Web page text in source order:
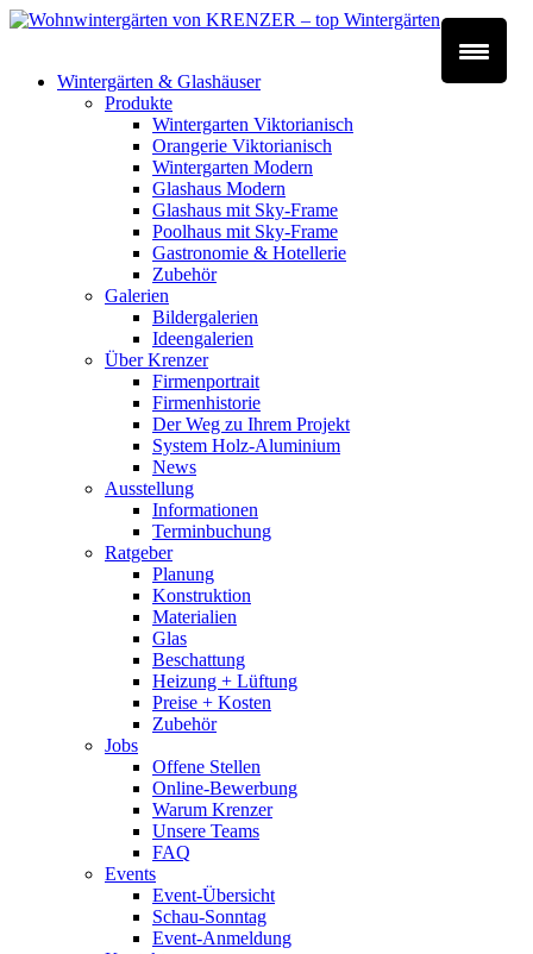
Wintergärten & Glashäuser
Produkte
Wintergarten Viktorianisch
Orangerie Viktorianisch
Wintergarten Modern
Glashaus Modern
Glashaus mit Sky-Frame
Poolhaus mit Sky-Frame
Gastronomie & Hotellerie
Zubehör
Galerien
Bildergalerien
Ideengalerien
Über Krenzer
Firmenportrait
Firmenhistorie
Der Weg zu Ihrem Projekt
System Holz-Aluminium
News
Ausstellung
Informationen
Terminbuchung
Ratgeber
Planung
Konstruktion
Materialien
Glas
Beschattung
Heizung + Lüftung
Preise + Kosten
Zubehör
Jobs
Offene Stellen
Online-Bewerbung
Warum Krenzer
Unsere Teams
FAQ
Events
Event-Übersicht
Schau-Sonntag
Event-Anmeldung